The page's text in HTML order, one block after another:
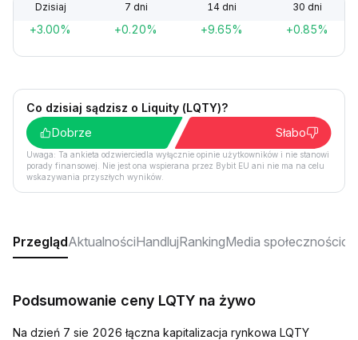
Dzisiaj 7 dni 14 dni 30 dni
+3.00% +0.20% +9.65% +0.85%
Co dzisiaj sądzisz o Liquity (LQTY)?
Dobrze
Słabo
Uwaga: Ta ankieta odzwierciedla wyłącznie opinie użytkowników i nie stanowi
porady finansowej. Nie jest ona wspierana przez Bybit EU ani nie ma na celu
wskazywania przyszłych wyników.
PrzeglądAktualnościHandlujRankingMedia
Podsumowanie ceny LQTY na żywo
Na dzień 7 sie 2026 łączna kapitalizacja rynkowa LQTY